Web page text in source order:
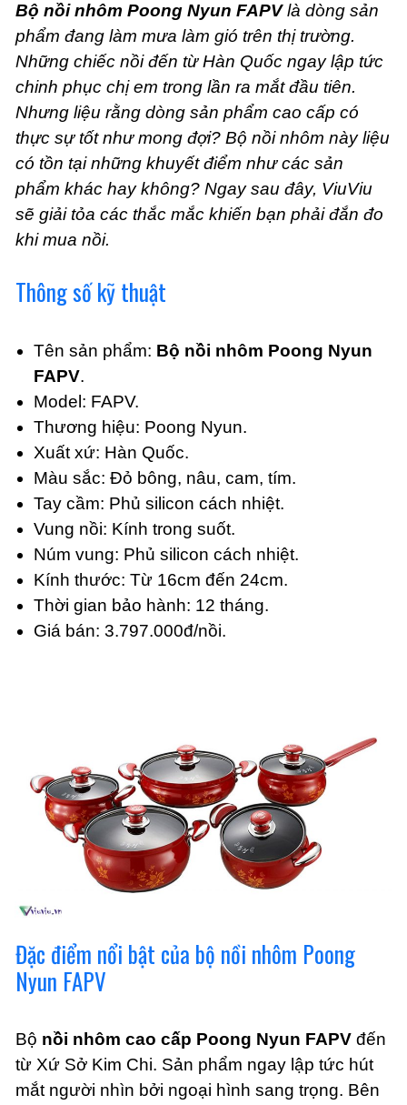
Bộ nồi nhôm Poong Nyun FAPVlà dòng sản
phẩm đang làm mưa làm gió trên thị trường.
Những chiếc nồi đến từ Hàn Quốc ngay lập tức
chinh phục chị em trong lần ra mắt đầu tiên.
Nhưng liệu rằng dòng sản phẩm cao cấp có
thực sự tốt như mong đợi? Bộ nồi nhôm này liệu
có tồn tại những khuyết điểm như các sản
phẩm khác hay không? Ngay sau đây, ViuViu
sẽ giải tỏa các thắc mắc khiến bạn phải đắn đo
khi mua nồi.
Thông số kỹ thuật
Tên sản phẩm: Bộ nồi nhôm Poong Nyun
FAPV.
Model: FAPV.
Thương hiệu: Poong Nyun.
Xuất xứ: Hàn Quốc.
Màu sắc: Đỏ bông, nâu, cam, tím.
Tay cầm: Phủ silicon cách nhiệt.
Vung nồi: Kính trong suốt.
Núm vung: Phủ silicon cách nhiệt.
Kính thước: Từ 16cm đến 24cm.
Thời gian bảo hành: 12 tháng.
Giá bán: 3.797.000đ/nồi.
Đặc điểm nổi bật của bộ nồi nhôm Poong
Nyun FAPV
Bộ nồi nhôm cao cấp Poong Nyun FAPV đến
từ Xứ Sở Kim Chi. Sản phẩm ngay lập tức hút
mắt người nhìn bởi ngoại hình sang trọng. Bên